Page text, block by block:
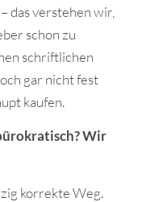
das verstehen wir,
schon zu
schriftlichen
gar nicht fest
kaufen.
Wir
korrekte Weg.